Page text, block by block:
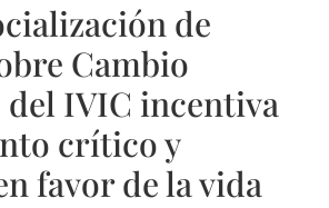
de
Cambio
IVIC incentiva
crítico y
favor de la vida